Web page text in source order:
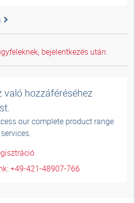
bejelentkezés után.
való hozzáféréséhez
our complete product range
+49-421-48907-766